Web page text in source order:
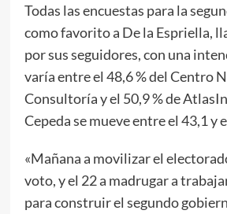
Todas las encuestas para la
como favorito a De la Espriella,
por sus seguidores, con una
varía entre el 48,6 % del Centro
Consultoría y el 50,9 % de
Cepeda se mueve entre el 43,1 y
«Mañana a movilizar el
voto, y el 22 a madrugar a
para construir el segundo